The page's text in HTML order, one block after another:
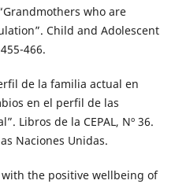
who are
Child and Adolescent
466.
de la familia actual en
en el perfil de las
Libros de la CEPAL, Nº 36.
Naciones Unidas.
with the positive wellbeing of